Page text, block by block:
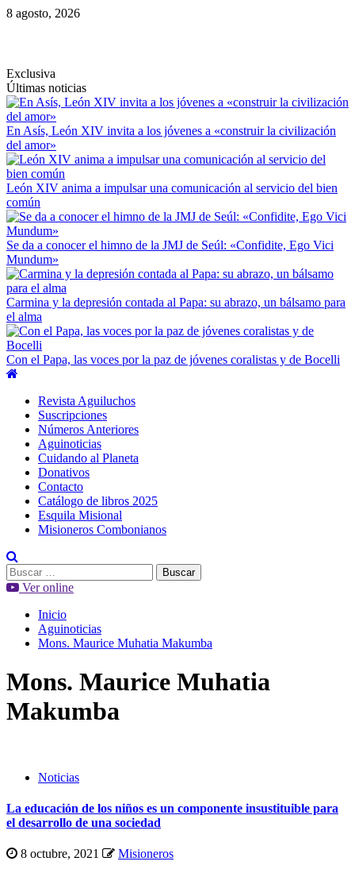
Saltar
8 agosto, 2026
Exclusiva
Últimas noticias
En Asís, León XIV invita a los jóvenes a «construir la civilización
del amor»
León XIV anima a impulsar una comunicación al servicio del bien
común
Se da a conocer el himno de la JMJ de Seúl: «Confidite, Ego Vici
Mundum»
Carmina y la depresión contada al Papa: su abrazo, un bálsamo para
el alma
Con el Papa, las voces por la paz de jóvenes coralistas y de Bocelli
Revista Aguiluchos
Suscripciones
Números Anteriores
Aguinoticias
Cuidando al Planeta
Donativos
Contacto
Catálogo de libros 2025
Esquila Misional
Misioneros Combonianos
Buscar:
Ver online
Inicio
Aguinoticias
Mons. Maurice Muhatia Makumba
Mons. Maurice Muhatia
Makumba
Noticias
La educación de los niños es un componente insustituible para
el desarrollo de una sociedad
8 octubre, 2021
Misioneros